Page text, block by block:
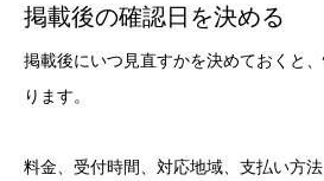
掲載後の確認日を決める
掲載後にいつ見直すかを決めておくと
ります。
料金、受付時間、対応地域、支払い方